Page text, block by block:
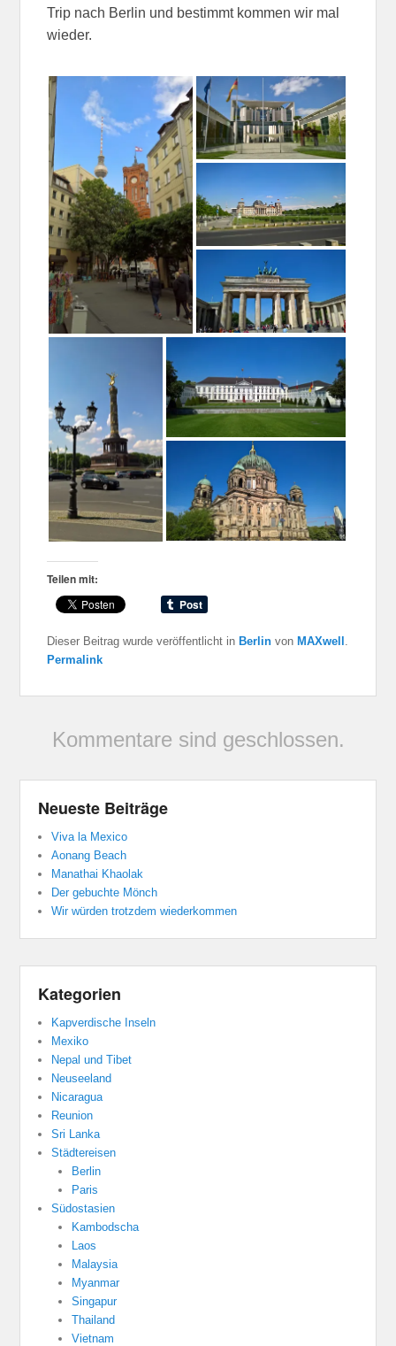
Trip nach Berlin und bestimmt kommen wir mal
wieder.
Teilen mit:
Dieser Beitrag wurde veröffentlicht in Berlin von MAXwell
Permalink
Kommentare sind geschlossen.
Neueste Beiträge
Viva la Mexico
Aonang Beach
Manathai Khaolak
Der gebuchte Mönch
Wir würden trotzdem wiederkommen
Kategorien
Kapverdische Inseln
Mexiko
Nepal und Tibet
Neuseeland
Nicaragua
Reunion
Sri Lanka
Städtereisen
Berlin
Paris
Südostasien
Kambodscha
Laos
Malaysia
Myanmar
Singapur
Thailand
Vietnam